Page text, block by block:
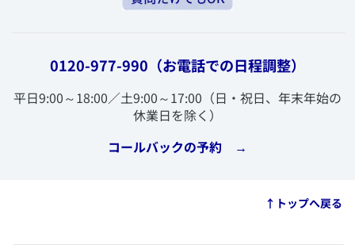
0120-977-990 （お電話での日程調整）
​平日9:00～18:00／土9:00～17:00（日・祝日、年末年始の
休業日を除く）
​コールバックの予約 →
​↑トップへ戻る